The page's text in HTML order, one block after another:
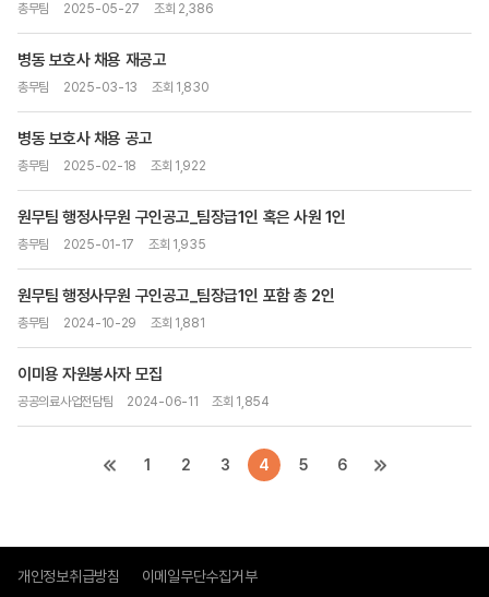
총무팀 2025-05-27 조회 2,386
병동 보호사 채용 재공고
총무팀 2025-03-13 조회 1,830
병동 보호사 채용 공고
총무팀 2025-02-18 조회 1,922
원무팀 행정사무원 구인공고_팀장급1인 혹은 사원 1인
총무팀 2025-01-17 조회 1,935
원무팀 행정사무원 구인공고_팀장급1인 포함 총 2인
총무팀 2024-10-29 조회 1,881
이미용 자원봉사자 모집
공공의료사업전담팀 2024-06-11 조회 1,854
1 2 3 4 5 6
개인정보취급방침 이메일무단수집거부